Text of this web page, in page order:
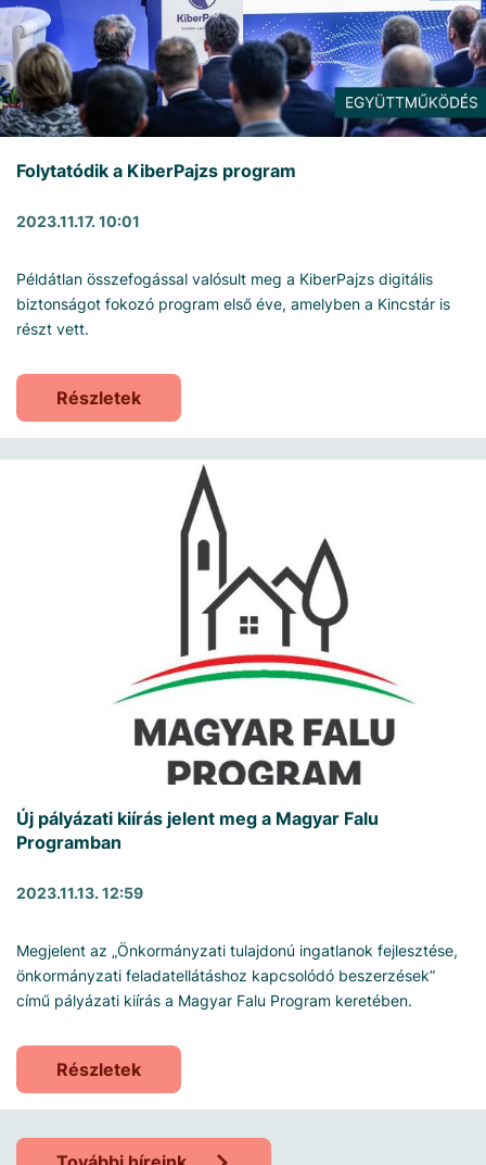
Folytatódik a KiberPajzs program
2023.11.17. 10:01
Példátlan összefogással valósult meg a KiberPajzs digitális
biztonságot fokozó program első éve, amelyben a Kincstár is
részt vett.
Részletek
Új pályázati kiírás jelent meg a Magyar Falu
Programban
2023.11.13. 12:59
Megjelent az „Önkormányzati tulajdonú ingatlanok fejlesztése,
önkormányzati feladatellátáshoz kapcsolódó beszerzések”
című pályázati kiírás a Magyar Falu Program keretében.
Részletek